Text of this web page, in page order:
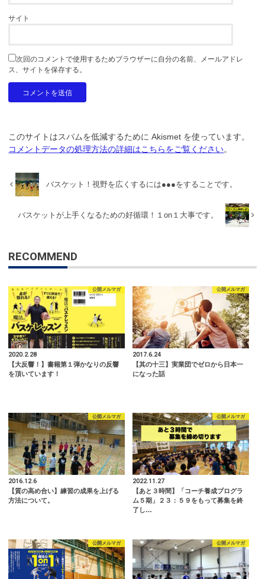
サイト
次回のコメントで使用するためブラウザーに自分の名前、メールアドレ
ス、サイトを保存する。
このサイトはスパムを低減するために Akismet を使っています。
コメントデータの処理方法の詳細はこちらをご覧ください。
バスケット！視野を広くするには●●●をすることです。
バスケットが上手くなるための好循環！１on１大事です。
RECOMMEND
公開メルマガ
2020.2.28
【大反響！】書籍第１弾かなりの反響
を頂いています！
公開メルマガ
2017.6.24
【其の十三】実業団でゼロから日本一
になった話
公開メルマガ
2016.12.6
【質の高め合い】練習の成果を上げる
方法について。
公開メルマガ
2022.11.27
【あと３時間】「コーチ養成プログラ
ム５期」２３：５９をもって募集を終
了し…
公開メルマガ 公開メルマガ